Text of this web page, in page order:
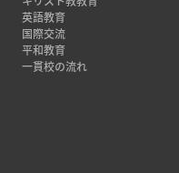
英語教育
国際交流
平和教育
一貫校の流れ